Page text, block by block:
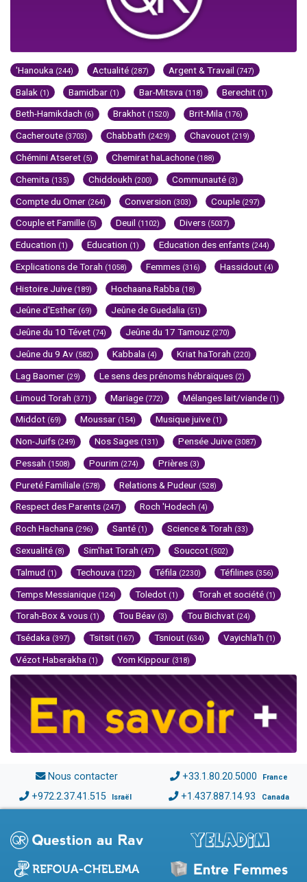
'Hanouka (244) Actualité (287) Argent & Travail (747)
Balak (1) Bamidbar (1) Bar-Mitsva (118) Berechit (1)
Beth-Hamikdach (6) Brakhot (1520) Brit-Mila (176)
Cacheroute (3703) Chabbath (2429) Chavouot (219)
Chémini Atseret (5) Chemirat haLachone (188)
Chemita (135) Chiddoukh (200) Communauté (3)
Compte du Omer (264) Conversion (303) Couple (297)
Couple et Famille (5) Deuil (1102) Divers (5037)
Education (1) Education (1) Education des enfants (244)
Explications de Torah (1058) Femmes (316) Hassidout (4)
Histoire Juive (189) Hochaana Rabba (18)
Jeûne d'Esther (69) Jeûne de Guedalia (51)
Jeûne du 10 Tévet (74) Jeûne du 17 Tamouz (270)
Jeûne du 9 Av (582) Kabbala (4) Kriat haTorah (220)
Lag Baomer (29) Le sens des prénoms hébraïques (2)
Limoud Torah (371) Mariage (772) Mélanges lait/viande (1)
Middot (69) Moussar (154) Musique juive (1)
Non-Juifs (249) Nos Sages (131) Pensée Juive (3087)
Pessah (1508) Pourim (274) Prières (3)
Pureté Familiale (578) Relations & Pudeur (528)
Respect des Parents (247) Roch 'Hodech (4)
Roch Hachana (296) Santé (1) Science & Torah (33)
Sexualité (8) Sim'hat Torah (47) Souccot (502)
Talmud (1) Techouva (122) Téfila (2230) Téfilines (356)
Temps Messianique (124) Toledot (1) Torah et société (1)
Torah-Box & vous (1) Tou Béav (3) Tou Bichvat (24)
Tsédaka (397) Tsitsit (167) Tsniout (634) Vayichla'h (1)
Vézot Haberakha (1) Yom Kippour (318)
Nous contacter +33.1.80.20.5000 France
+972.2.37.41.515 Israël +1.437.887.14.93 Canada